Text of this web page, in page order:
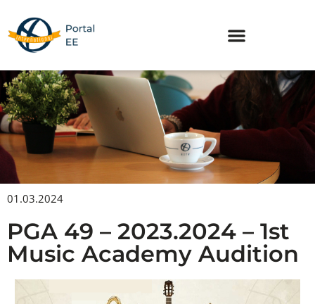
content
01.03.2024
PGA 49 – 2023.2024 – 1st
Music Academy Audition